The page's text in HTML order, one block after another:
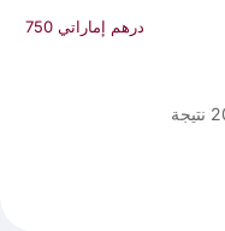
750 درهم إماراتي